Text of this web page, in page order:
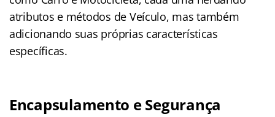
atributos e métodos de Veículo, mas também
adicionando suas próprias características
específicas.
Encapsulamento e Segurança